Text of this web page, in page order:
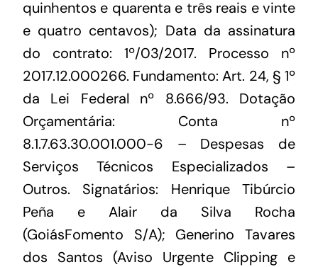
quinhentos e quarenta e três reais e vinte
e quatro centavos); Data da assinatura
do contrato: 1º/03/2017. Processo nº
2017.12.000266. Fundamento: Art. 24, § 1º
da Lei Federal nº 8.666/93. Dotação
Orçamentária: Conta nº
8.1.7.63.30.001.000-6 – Despesas de
Serviços Técnicos Especializados –
Outros. Signatários: Henrique Tibúrcio
Peña e Alair da Silva Rocha
(GoiásFomento S/A); Generino Tavares
dos Santos (Aviso Urgente Clipping e